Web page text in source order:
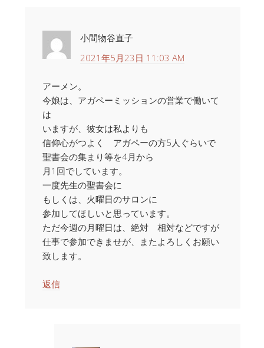
小間物谷直子
2021年5月23日 11:03 AM
アーメン。
今娘は、アガペーミッションの営業で働いて
は
いますが、彼女は私よりも
信仰心がつよく アガペーの方5人ぐらいで
聖書会の集まり等を4月から
月1回でしています。
一度先生の聖書会に
もしくは、火曜日のサロンに
参加してほしいと思っています。
ただ今週の月曜日は、絶対 相対などですが
仕事で参加できませが、またよろしくお願い
致します。
返信